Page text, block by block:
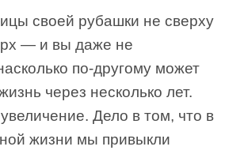
своей рубашки не сверху
— и вы даже не
по-другому может
через несколько лет.
Дело в том, что в
жизни мы привыкли